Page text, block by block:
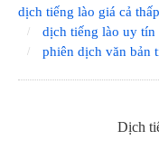
dịch tiếng lào giá cả thấp
dịch tiếng lào uy tín
phiên dịch văn bản
Dịch